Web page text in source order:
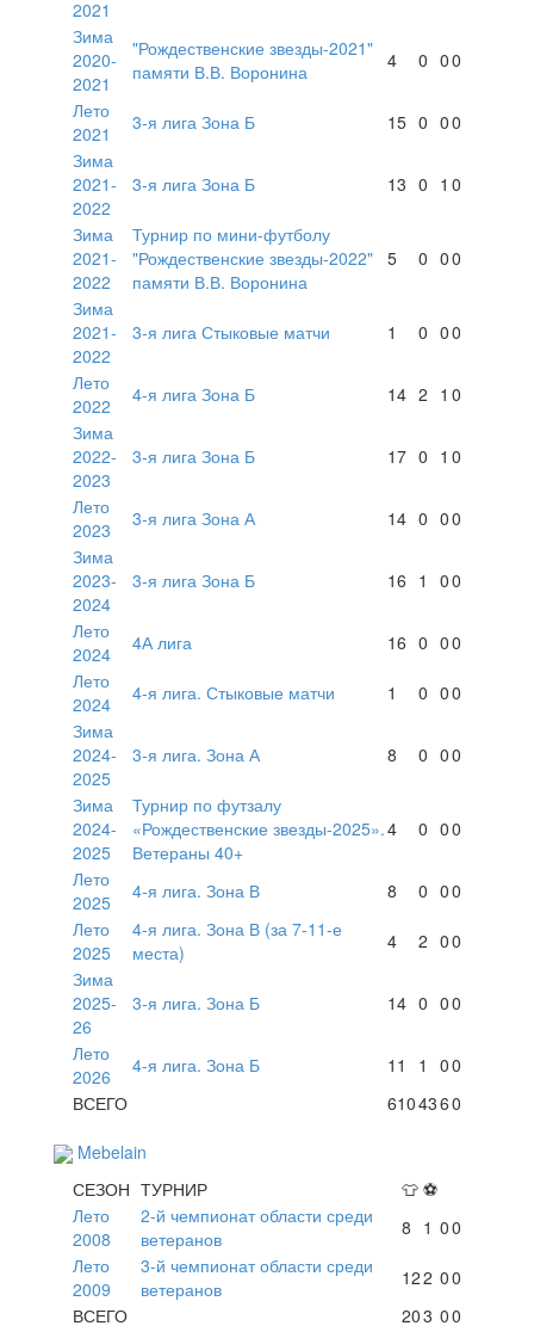
2021
Зима
2020-
2021
"Рождественские звезды-2021"
памяти В.В. Воронина
4 0 00
Лето
2021
3-я лига Зона Б 15 0 00
Зима
2021-
2022
3-я лига Зона Б 13 0 1 0
Зима
2021-
2022
Турнир по мини-футболу
"Рождественские звезды-2022"
памяти В.В. Воронина
5 0 00
Зима
2021-
2022
3-я лига Стыковые матчи 1 0 00
Лето
2022
4-я лига Зона Б 14 2 1 0
Зима
2022-
2023
3-я лига Зона Б 17 0 1 0
Лето
2023
3-я лига Зона А 14 0 00
Зима
2023-
2024
3-я лига Зона Б 16 1 00
Лето
2024
4А лига 16 0 00
Лето
2024
4-я лига. Стыковые матчи 1 0 00
Зима
2024-
2025
3-я лига. Зона А 8 0 00
Зима
2024-
2025
Турнир по футзалу
«Рождественские звезды-2025».
Ветераны 40+
4 0 00
Лето
2025
4-я лига. Зона В 8 0 00
Лето
2025
4-я лига. Зона В (за 7-11-е
места)
4 2 00
Зима
2025-
26
3-я лига. Зона Б 14 0 00
Лето
2026
4-я лига. Зона Б 11 1 00
ВСЕГО
6104360
Mebelain
СЕЗОН ТУРНИР 👕 ⚽
Лето
2008
2-й чемпионат области среди
ветеранов
8 1 00
Лето
2009
3-й чемпионат области среди
ветеранов
122 00
ВСЕГО
203 00